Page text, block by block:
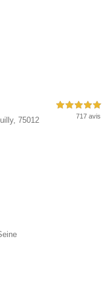
75012
5,0 étoiles sur 5
717 avis